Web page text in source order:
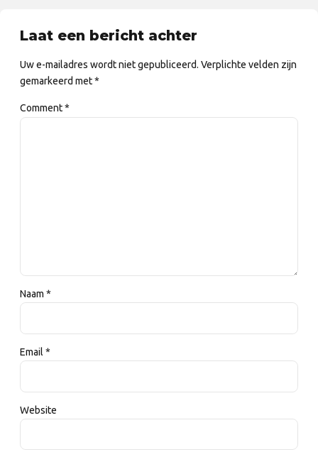
Laat een bericht achter
Uw e-mailadres wordt niet gepubliceerd. Verplichte velden zijn
gemarkeerd met *
Comment*
Naam *
Email *
Website